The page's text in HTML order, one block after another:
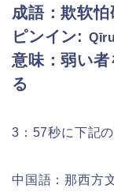
成語：欺软怕
ピンイン:
意味：弱い
る
3：57秒に下記
中国語：那西方